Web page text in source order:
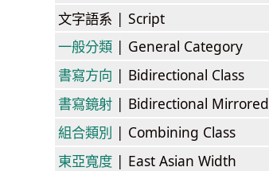
文字語系 | Script
一般分類 | General Category
書寫方向 | Bidirectional Class
書寫鏡射 | Bidirectional Mirrored
組合類別 | Combining Class
東亞寬度 | East Asian Width